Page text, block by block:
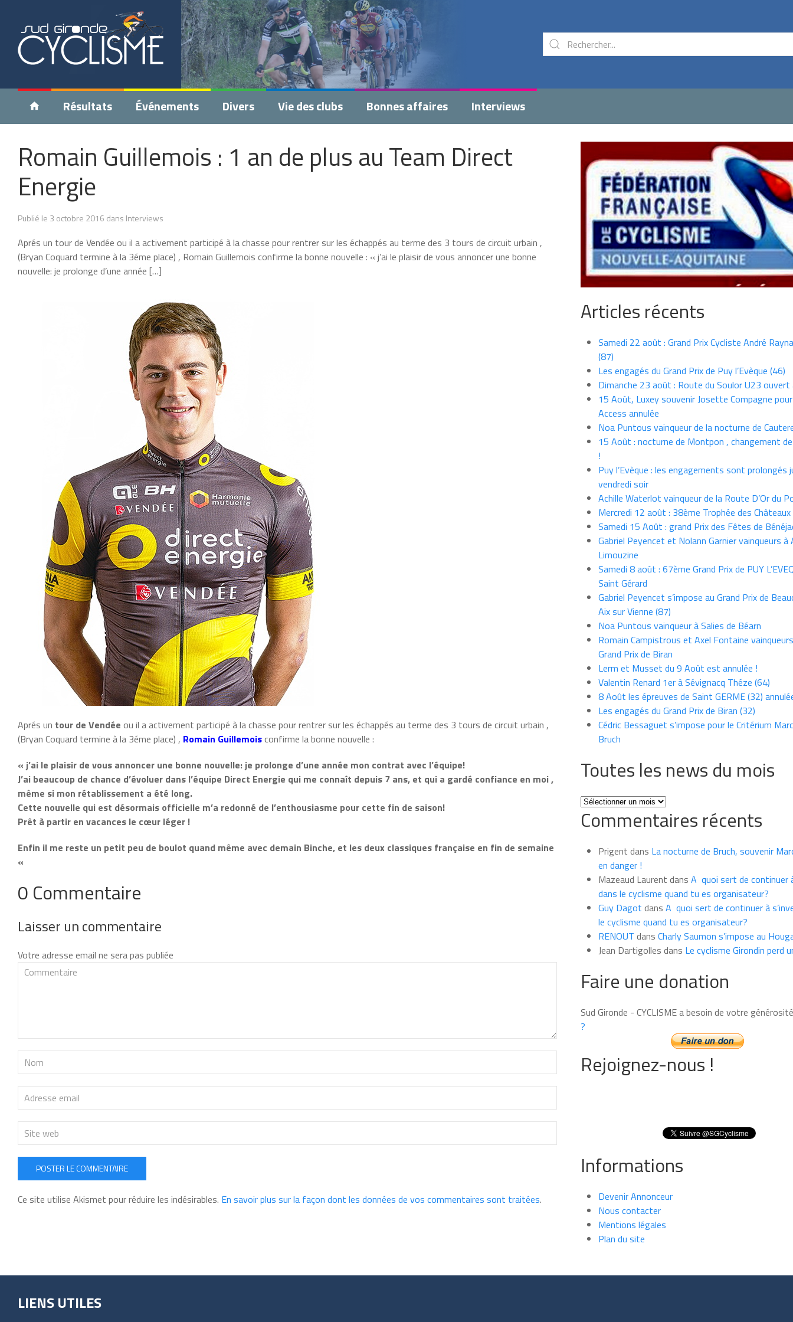
Résultats Événements Divers Vie des clubs Bonnes affaires Interviews
Romain Guillemois : 1 an de plus au Team Direct
Energie
Publié le 3 octobre 2016 dans Interviews
Aprés un tour de Vendée ou il a activement participé à la chasse pour rentrer sur les échappés au terme des 3 tours de circuit urbain ,
(Bryan Coquard termine à la 3éme place) , Romain Guillemois confirme la bonne nouvelle : « j’ai le plaisir de vous annoncer une bonne
nouvelle: je prolonge d’une année […]
Aprés un tour de Vendée ou il a activement participé à la chasse pour rentrer sur les échappés au terme des 3 tours de circuit urbain ,
(Bryan Coquard termine à la 3éme place) , Romain Guillemoisconfirme la bonne nouvelle :
« j’ai le plaisir de vous annoncer une bonne nouvelle: je prolonge d’une année mon contrat avec l’équipe!
J’ai beaucoup de chance d’évoluer dans l’équipe Direct Energie qui me connaît depuis 7 ans, et qui a gardé confiance en moi ,
même si mon rétablissement a été long.
Cette nouvelle qui est désormais officielle m’a redonné de l’enthousiasme pour cette fin de saison!
Prêt à partir en vacances le cœur léger !
Enfin il me reste un petit peu de boulot quand même avec demain Binche, et les deux classiques française en fin de semaine
«
0 Commentaire
Laisser un commentaire
Votre adresse email ne sera pas publiée
POSTER LE COMMENTAIRE
Ce site utilise Akismet pour réduire les indésirables. En savoir plus sur la façon dont les données de vos commentaires sont traitées.
Articles récents
Samedi 22 août : Grand Prix Cycliste André
(87)
Les engagés du Grand Prix de Puy l’Evèque (46)
Dimanche 23 août : Route du Soulor U23 ouvert
15 Août, Luxey souvenir Josette Compagne
Access annulée
Noa Puntous vainqueur de la nocturne de
15 Août : nocturne de Montpon , changement
!
Puy l’Evèque : les engagements sont prolongés
vendredi soir
Achille Waterlot vainqueur de la Route D’Or du
Mercredi 12 août : 38ème Trophée des Châteaux
Samedi 15 Août : grand Prix des Fêtes de
Gabriel Peyencet et Nolann Garnier vainqueurs à
Limouzine
Samedi 8 août : 67ème Grand Prix de PUY
Saint Gérard
Gabriel Peyencet s’impose au Grand Prix de
Aix sur Vienne (87)
Noa Puntous vainqueur à Salies de Béarn
Romain Campistrous et Axel Fontaine
Grand Prix de Biran
Lerm et Musset du 9 Août est annulée !
Valentin Renard 1er à Sévignacq Théze (64)
8 Août les épreuves de Saint GERME (32)
Les engagés du Grand Prix de Biran (32)
Cédric Bessaguet s’impose pour le Critérium
Bruch
Toutes les news du mois
Toutes
les
news
mois
Commentaires récents
Prigent dans La nocturne de Bruch, souvenir
en danger !
Mazeaud Laurent dans A quoi sert de continuer
dans le cyclisme quand tu es organisateur?
Guy Dagot dans A quoi sert de continuer à
le cyclisme quand tu es organisateur?
RENOUT dans Charly Saumon s’impose au
Jean Dartigolles dans Le cyclisme Girondin perd
Faire une donation
Sud Gironde - CYCLISME a besoin de votre
?
Rejoignez-nous !
Informations
Devenir Annonceur
Nous contacter
Mentions légales
Plan du site
LIENS UTILES